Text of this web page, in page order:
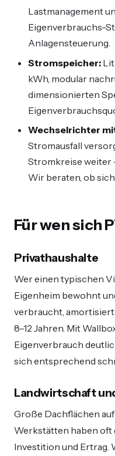
Lastmanagement
Eigenverbrauchs-
Anlagensteuerung.
Stromspeicher:
kWh, modular
dimensionierten
Wechselrichter
Stromausfall
Stromkreise weiter
Wir beraten, ob
Für wen sich
Privathaushalte
Wer einen typischen
Eigenheim bewohnt
verbraucht,
8–12 Jahren. Mit
Eigenverbrauch
sich entsprechend
Landwirtschaft
Große Dachflächen
Werkstätten haben oft
Investition und Ertrag.